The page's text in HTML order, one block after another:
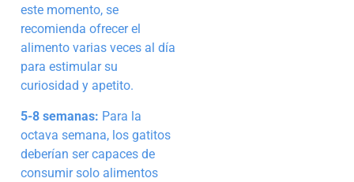
este momento, se
recomienda ofrecer el
alimento varias veces al día
para estimular su
curiosidad y apetito.
5-8 semanas: Para la
octava semana, los gatitos
deberían ser capaces de
consumir solo alimentos